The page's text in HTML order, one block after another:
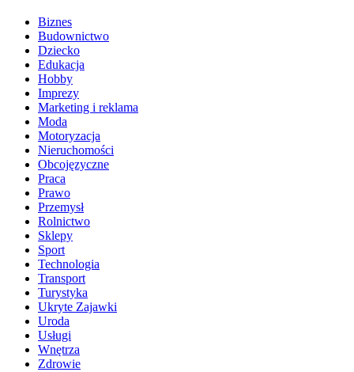
Biznes
Budownictwo
Dziecko
Edukacja
Hobby
Imprezy
Marketing i reklama
Moda
Motoryzacja
Nieruchomości
Obcojęzyczne
Praca
Prawo
Przemysł
Rolnictwo
Sklepy
Sport
Technologia
Transport
Turystyka
Ukryte Zajawki
Uroda
Usługi
Wnętrza
Zdrowie